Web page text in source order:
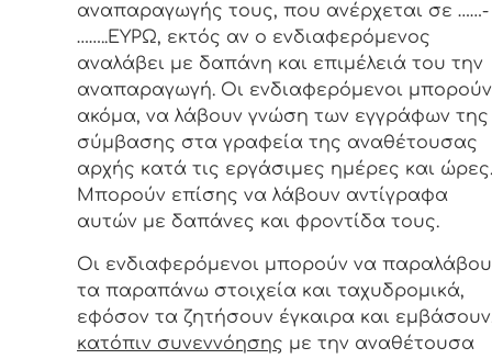
αναπαραγωγής τους, που ανέρχεται σε ……-
……..ΕΥΡΩ, εκτός αν ο ενδιαφερόμενος
αναλάβει με δαπάνη και επιμέλειά του την
αναπαραγωγή. Οι ενδιαφερόμενοι μπορούν
ακόμα, να λάβουν γνώση των εγγράφων της
σύμβασης στα γραφεία της αναθέτουσας
αρχής κατά τις εργάσιμες ημέρες και ώρες.
Μπορούν επίσης να λάβουν αντίγραφα
αυτών με δαπάνες και φροντίδα
Οι ενδιαφερόμενοι μπορούν να
τα παραπάνω στοιχεία και ταχυδρομικά,
εφόσον τα ζητήσουν έγκαιρα και
κατόπιν συνεννόησης με την αναθέτουσα